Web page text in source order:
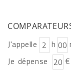
J'appelle h
Je dépense